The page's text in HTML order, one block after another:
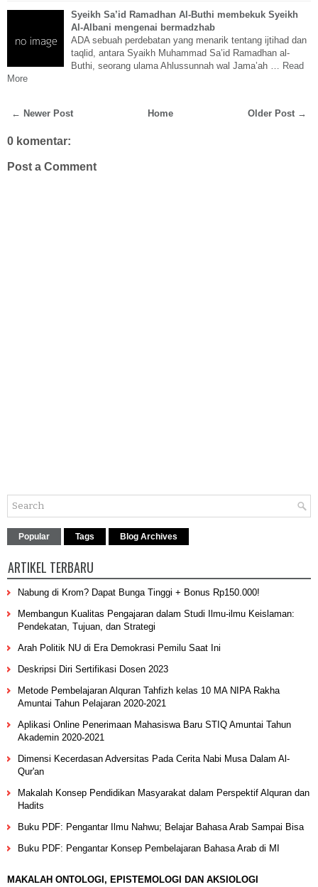
Syeikh Sa’id Ramadhan Al-Buthi membekuk Syeikh
Al-Albani mengenai bermadzhab
ADA sebuah perdebatan yang menarik tentang ijtihad dan
taqlid, antara Syaikh Muhammad Sa’id Ramadhan al-
Buthi, seorang ulama Ahlussunnah wal Jama’ah … Read
More
← Newer Post Older Post →
Home
0 komentar:
Post a Comment
Popular Tags Blog Archives
ARTIKEL TERBARU
Nabung di Krom? Dapat Bunga Tinggi + Bonus Rp150.000!
Membangun Kualitas Pengajaran dalam Studi Ilmu-ilmu Keislaman:
Pendekatan, Tujuan, dan Strategi
Arah Politik NU di Era Demokrasi Pemilu Saat Ini
Deskripsi Diri Sertifikasi Dosen 2023
Metode Pembelajaran Alquran Tahfizh kelas 10 MA NIPA Rakha
Amuntai Tahun Pelajaran 2020-2021
Aplikasi Online Penerimaan Mahasiswa Baru STIQ Amuntai Tahun
Akademin 2020-2021
Dimensi Kecerdasan Adversitas Pada Cerita Nabi Musa Dalam Al-
Qur'an
Makalah Konsep Pendidikan Masyarakat dalam Perspektif Alquran dan
Hadits
Buku PDF: Pengantar Ilmu Nahwu; Belajar Bahasa Arab Sampai Bisa
Buku PDF: Pengantar Konsep Pembelajaran Bahasa Arab di MI
MAKALAH ONTOLOGI, EPISTEMOLOGI DAN AKSIOLOGI